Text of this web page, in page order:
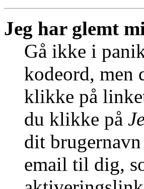
Jeg har glemt
Gå ikke i
kodeord, men
klikke på
du klikke på
dit brugernavn
email til dig,